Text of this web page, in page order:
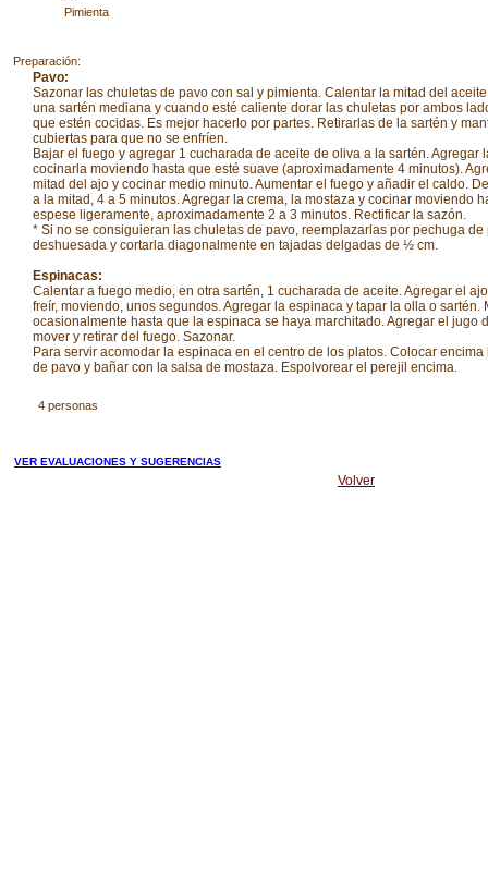
Pimienta
Preparación:
Pavo:
Sazonar las chuletas de pavo con sal y pimienta. Calentar la mitad del
una sartén mediana y cuando esté caliente dorar las chuletas por ambos
que estén cocidas. Es mejor hacerlo por partes. Retirarlas de la sartén y
cubiertas para que no se enfríen.
Bajar el fuego y agregar 1 cucharada de aceite de oliva a la sartén. Agregar
cocinarla moviendo hasta que esté suave (aproximadamente 4 minutos).
mitad del ajo y cocinar medio minuto. Aumentar el fuego y añadir el caldo.
a la mitad, 4 a 5 minutos. Agregar la crema, la mostaza y cocinar moviendo
espese ligeramente, aproximadamente 2 a 3 minutos. Rectificar la sazón.
* Si no se consiguieran las chuletas de pavo, reemplazarlas por pechuga de
deshuesada y cortarla diagonalmente en tajadas delgadas de ½ cm.
Espinacas:
Calentar a fuego medio, en otra sartén, 1 cucharada de aceite. Agregar el
freír, moviendo, unos segundos. Agregar la espinaca y tapar la olla o sartén.
ocasionalmente hasta que la espinaca se haya marchitado. Agregar el jugo
mover y retirar del fuego. Sazonar.
Para servir acomodar la espinaca en el centro de los platos. Colocar encima
de pavo y bañar con la salsa de mostaza. Espolvorear el perejil encima.
4 personas
VER EVALUACIONES Y SUGERENCIAS
Volver